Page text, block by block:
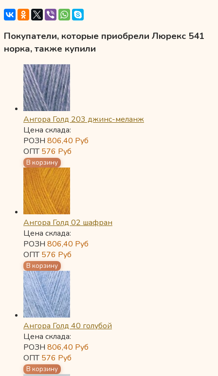
Покупатели, которые приобрели Люрекс 541
норка, также купили
Ангора Голд 203 джинс-меланж
Цена склада:
РОЗН 806,40 Руб
ОПТ576 Руб
Ангора Голд 02 шафран
Цена склада:
РОЗН 806,40 Руб
ОПТ576 Руб
Ангора Голд 40 голубой
Цена склада:
РОЗН 806,40 Руб
ОПТ576 Руб